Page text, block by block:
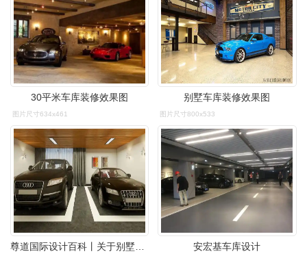
30平米车库装修效果图
图片尺寸634x461
别墅车库装修效果图
图片尺寸800x533
安宏基车库设计